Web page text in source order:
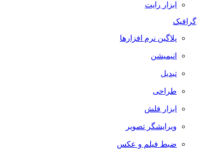
ابزار رایت
گرافیک
پلاگین نرم افزارها
انیمیشن
تبدیل
طراحی
ابزار فلش
ویرایشگر تصویر
ضبط فيلم و عكس